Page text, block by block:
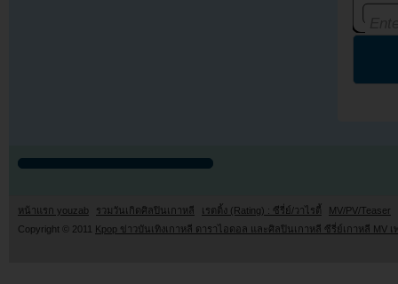
หน้าแรก youzab รวมวันเกิดศิลปินเกาหลี เรตติ้ง (Rating) : ซีรี่ย์/วาไรตี้
MV/PV/Teaser
Copyright © 2011 Kpop ข่าวบันเทิงเกาหลี ดาราไอดอล และศิลปินเกาหลี ซีรี่ย์เกาหลี MV